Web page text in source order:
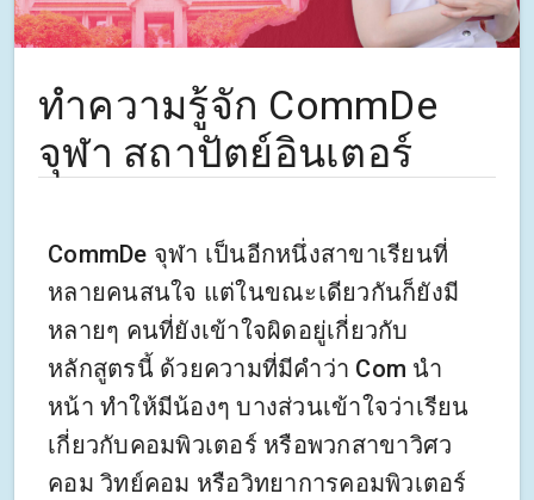
ทำความรู้จัก CommDe
จุฬา สถาปัตย์อินเตอร์
CommDe จุฬา เป็นอีกหนึ่งสาขาเรียนที่
หลายคนสนใจ แต่ในขณะเดียวกันก็ยังมี
หลายๆ คนที่ยังเข้าใจผิดอยู่เกี่ยวกับ
หลักสูตรนี้ ด้วยความที่มีคำว่า Com นำ
หน้า ทำให้มีน้องๆ บางส่วนเข้าใจว่าเรียน
เกี่ยวกับคอมพิวเตอร์ หรือพวกสาขาวิศว
คอม วิทย์คอม หรือวิทยาการคอมพิวเตอร์